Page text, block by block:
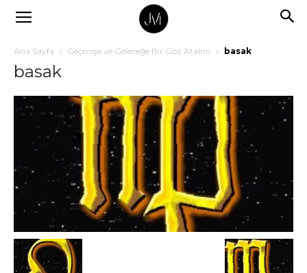
Ana Sayfa Geçmişe ve Geleceğe Bir Göz Atalım basak
basak